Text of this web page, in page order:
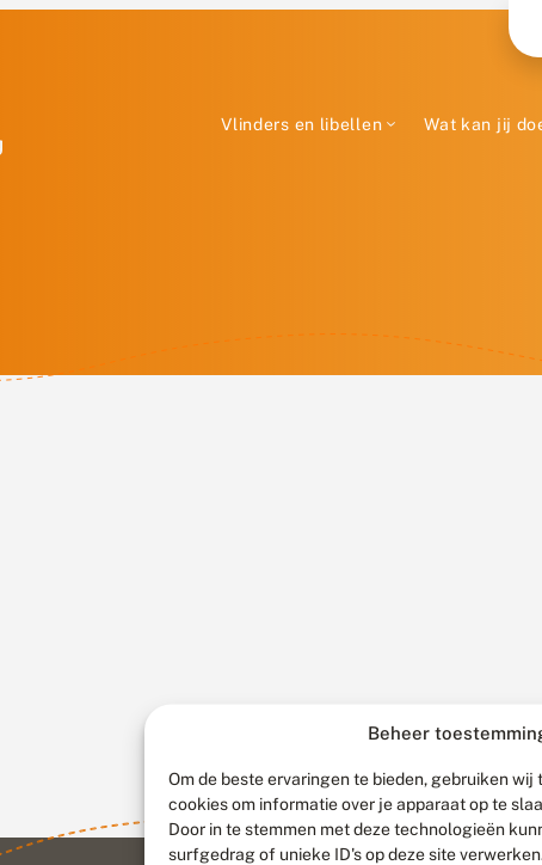
Beheer
Om de beste ervaringen te bieden, gebruiken
cookies om informatie over je apparaat op te
Door in te stemmen met deze technologieën
surfgedrag of unieke ID's op deze site
Vlinders en libellen Wat kan jij